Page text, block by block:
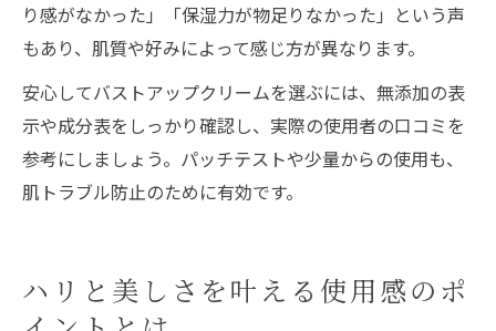
り感がなかった」「保湿力が物足りなかった」という声
もあり、肌質や好みによって感じ方が異なります。
安心してバストアップクリームを選ぶには、無添加の表
示や成分表をしっかり確認し、実際の使用者の口コミを
参考にしましょう。パッチテストや少量からの使用も、
肌トラブル防止のために有効です。
ハリと美しさを叶える使用感のポ